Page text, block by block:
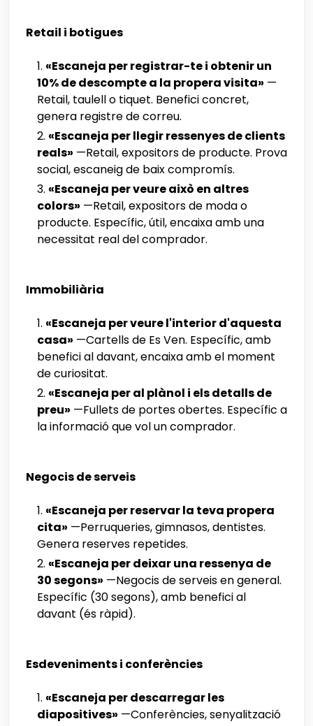
Retail i botigues
«Escaneja per registrar-te i obtenir un
10% de descompte a la propera visita» —
Retail, taulell o tiquet. Benefici concret,
genera registre de correu.
«Escaneja per llegir ressenyes de clients
reals» —Retail, expositors de producte. Prova
social, escaneig de baix compromís.
«Escaneja per veure això en altres
colors» —Retail, expositors de moda o
producte. Específic, útil, encaixa amb una
necessitat real del comprador.
Immobiliària
«Escaneja per veure l'interior d'aquesta
casa» —Cartells de Es Ven. Específic, amb
benefici al davant, encaixa amb el moment
de curiositat.
«Escaneja per al plànol i els detalls de
preu» —Fullets de portes obertes. Específic a
la informació que vol un comprador.
Negocis de serveis
«Escaneja per reservar la teva propera
cita» —Perruqueries, gimnasos, dentistes.
Genera reserves repetides.
«Escaneja per deixar una ressenya de
30 segons» —Negocis de serveis en general.
Específic (30 segons), amb benefici al
davant (és ràpid).
Esdeveniments i conferències
«Escaneja per descarregar les
diapositives» —Conferències, senyalització